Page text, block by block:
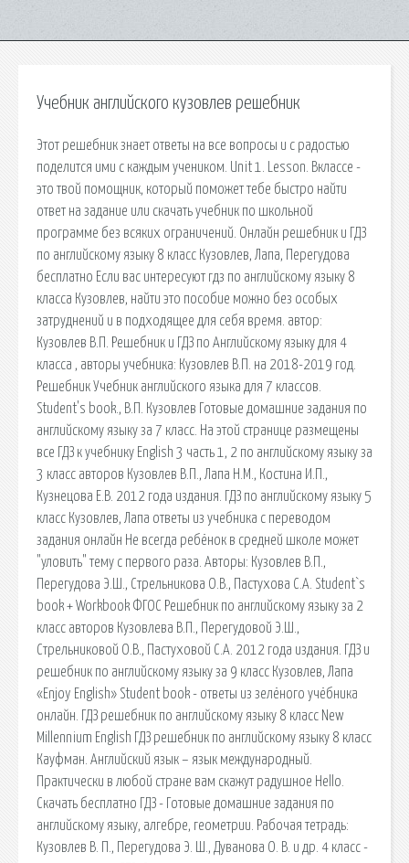
Учебник английского кузовлев решебник
Этот решебник знает ответы на все вопросы и с радостью
поделится ими с каждым учеником. Unit 1. Lesson. Вклассе -
это твой помощник, который поможет тебе быстро найти
ответ на задание или скачать учебник по школьной
программе без всяких ограничений. Онлайн решебник и ГДЗ
по английскому языку 8 класс Кузовлев, Лапа, Перегудова
бесплатно Если вас интересуют гдз по английскому языку 8
класса Кузовлев, найти это пособие можно без особых
затруднений и в подходящее для себя время. автор:
Кузовлев В.П. Решебник и ГДЗ по Английскому языку для 4
класса , авторы учебника: Кузовлев В.П. на 2018-2019 год.
Решебник Учебник английского языка для 7 классов.
Student's book., В.П. Кузовлев Готовые домашние задания по
английскому языку за 7 класс. На этой странице размещены
все ГДЗ к учебнику English 3 часть 1, 2 по английскому языку за
3 класс авторов Кузовлев В.П., Лапа Н.М., Костина И.П.,
Кузнецова Е.В. 2012 года издания. ГДЗ по английскому языку 5
класс Кузовлев, Лапа ответы из учебника с переводом
задания онлайн Не всегда ребёнок в средней школе может
"уловить" тему с первого раза. Авторы: Кузовлев В.П.,
Перегудова Э.Ш., Стрельникова О.В., Пастухова С.А. Student`s
book + Workbook ФГОС Решебник по английскому языку за 2
класс авторов Кузовлева В.П., Перегудовой Э.Ш.,
Стрельниковой О.В., Пастуховой С.А. 2012 года издания. ГДЗ и
решебник по английскому языку за 9 класс Кузовлев, Лапа
«Enjoy English» Student book - ответы из зелёного учёбника
онлайн. ГДЗ решебник по английскому языку 8 класс New
Millennium English ГДЗ решебник по английскому языку 8 класс
Кауфман. Английский язык – язык международный.
Практически в любой стране вам скажут радушное Hello.
Скачать бесплатно ГДЗ - Готовые домашние задания по
английскому языку, алгебре, геометрии. Рабочая тетрадь:
Кузовлев В. П., Перегудова Э. Ш., Дуванова О. В. и др. 4 класс -